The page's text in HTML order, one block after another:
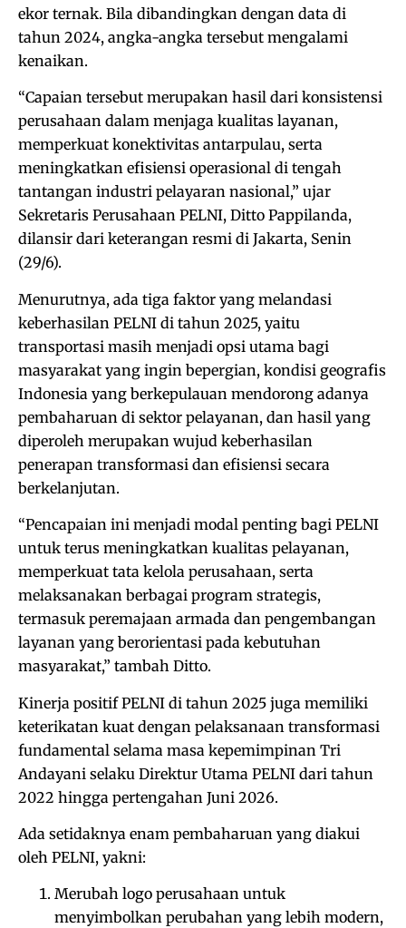
ekor ternak. Bila dibandingkan dengan data di
tahun 2024, angka-angka tersebut mengalami
kenaikan.
“Capaian tersebut merupakan hasil dari konsistensi
perusahaan dalam menjaga kualitas layanan,
memperkuat konektivitas antarpulau, serta
meningkatkan efisiensi operasional di tengah
tantangan industri pelayaran nasional,” ujar
Sekretaris Perusahaan PELNI, Ditto Pappilanda,
dilansir dari keterangan resmi di Jakarta, Senin
(29/6).
Menurutnya, ada tiga faktor yang melandasi
keberhasilan PELNI di tahun 2025, yaitu
transportasi masih menjadi opsi utama bagi
masyarakat yang ingin bepergian, kondisi geografis
Indonesia yang berkepulauan mendorong adanya
pembaharuan di sektor pelayanan, dan hasil yang
diperoleh merupakan wujud keberhasilan
penerapan transformasi dan efisiensi secara
berkelanjutan.
“Pencapaian ini menjadi modal penting bagi PELNI
untuk terus meningkatkan kualitas pelayanan,
memperkuat tata kelola perusahaan, serta
melaksanakan berbagai program strategis,
termasuk peremajaan armada dan pengembangan
layanan yang berorientasi pada kebutuhan
masyarakat,” tambah Ditto.
Kinerja positif PELNI di tahun 2025 juga memiliki
keterikatan kuat dengan pelaksanaan transformasi
fundamental selama masa kepemimpinan Tri
Andayani selaku Direktur Utama PELNI dari tahun
2022 hingga pertengahan Juni 2026.
Ada setidaknya enam pembaharuan yang diakui
oleh PELNI, yakni:
Merubah logo perusahaan untuk
menyimbolkan perubahan yang lebih modern,